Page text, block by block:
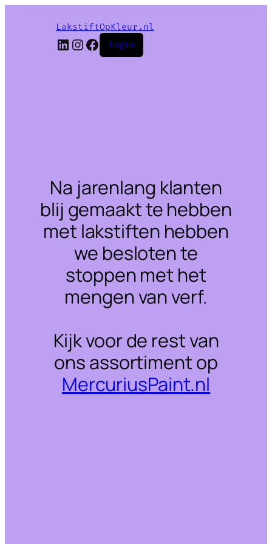
LakstiftOpKleur.nl
LinkedIn
Instagram
Facebook
Login
Na jarenlang klanten
blij gemaakt te hebben
met lakstiften hebben
we besloten te
stoppen met het
mengen van verf.
Kijk voor de rest van
ons assortiment op
MercuriusPaint.nl